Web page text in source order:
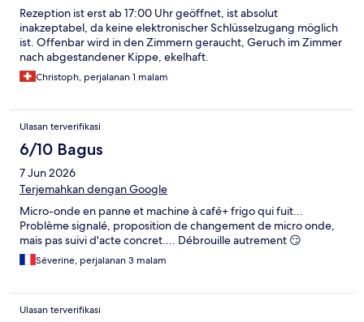
Rezeption ist erst ab 17:00 Uhr geöffnet, ist absolut
inakzeptabel, da keine elektronischer Schlüsselzugang möglich
ist. Offenbar wird in den Zimmern geraucht, Geruch im Zimmer
nach abgestandener Kippe, ekelhaft.
Christoph, perjalanan 1 malam
Ulasan terverifikasi
6/10 Bagus
7 Jun 2026
Terjemahkan dengan Google
Micro-onde en panne et machine à café+ frigo qui fuit...
Problème signalé, proposition de changement de micro onde,
mais pas suivi d'acte concret.... Débrouille autrement 😏
Séverine, perjalanan 3 malam
Ulasan terverifikasi